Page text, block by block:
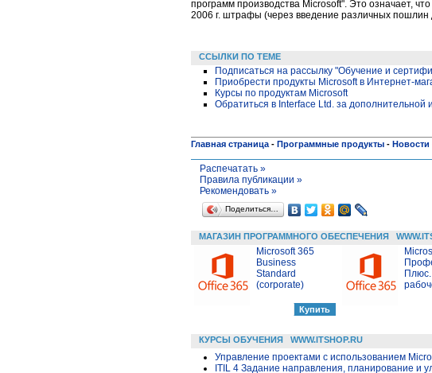
программ производства Microsoft". Это означает,
2006 г. штрафы (через введение различных пошлин
ССЫЛКИ ПО ТЕМЕ
Подписаться на рассылку "Обучение и
Приобрести продукты Microsoft в Интернет-
Курсы по продуктам Microsoft
Обратиться в Interface Ltd. за
Главная страница - Программные продукты - Новости
Распечатать »
Правила публикации »
Рекомендовать »
Поделиться…
МАГАЗИН ПРОГРАММНОГО ОБЕСПЕЧЕНИЯ
Microsoft 365
Business
Standard
(corporate)
Плюс.
КУРСЫ ОБУЧЕНИЯ WWW.ITSHOP.RU
Управление проектами с использованием
ITIL 4 Задание направления, планирование и